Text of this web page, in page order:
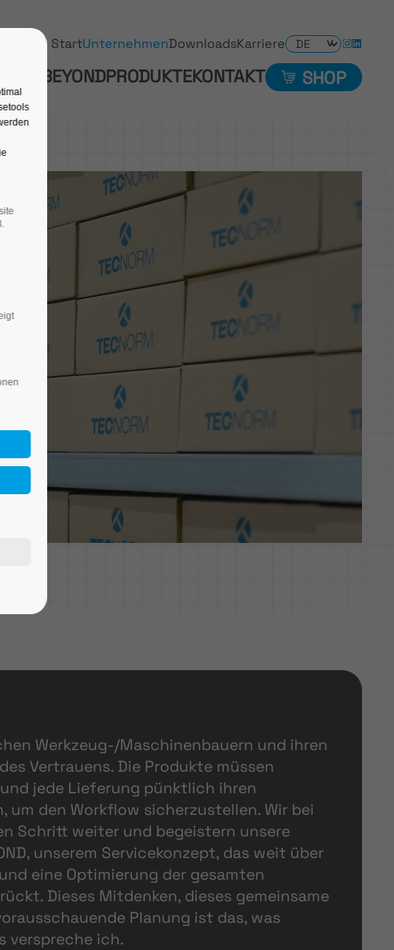
StartUnternehmenDownloadsKarriere
BEYONDPRODUKTEKONTAKT SHOP
Werkzeug-/Maschinenbauern und ihren
Vertrauens. Die Produkte müssen
jede Lieferung pünktlich ihren
um den Workflow sicherzustellen. Wir bei
Schritt weiter und begeistern unsere
unserem Servicekonzept, das weit über
eine Optimierung der gesamten
Dieses Mitdenken, dieses gemeinsame
Planung ist das, was
verspreche ich.